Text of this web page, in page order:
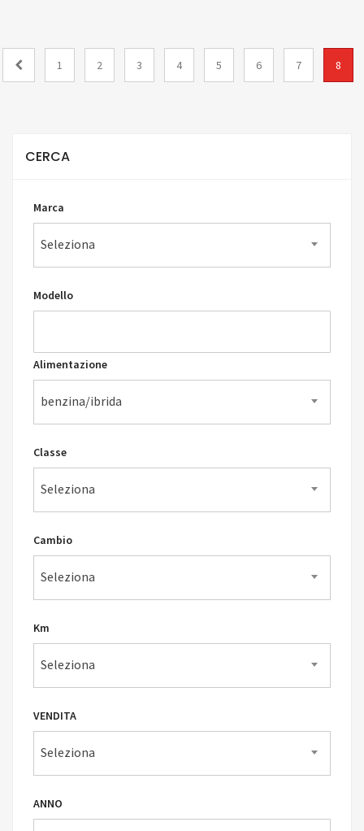
1 2 3 4 5 6 7 8
CERCA
Marca
Seleziona
Modello
Alimentazione
benzina/ibrida
Classe
Seleziona
Cambio
Seleziona
Km
Seleziona
VENDITA
Seleziona
ANNO